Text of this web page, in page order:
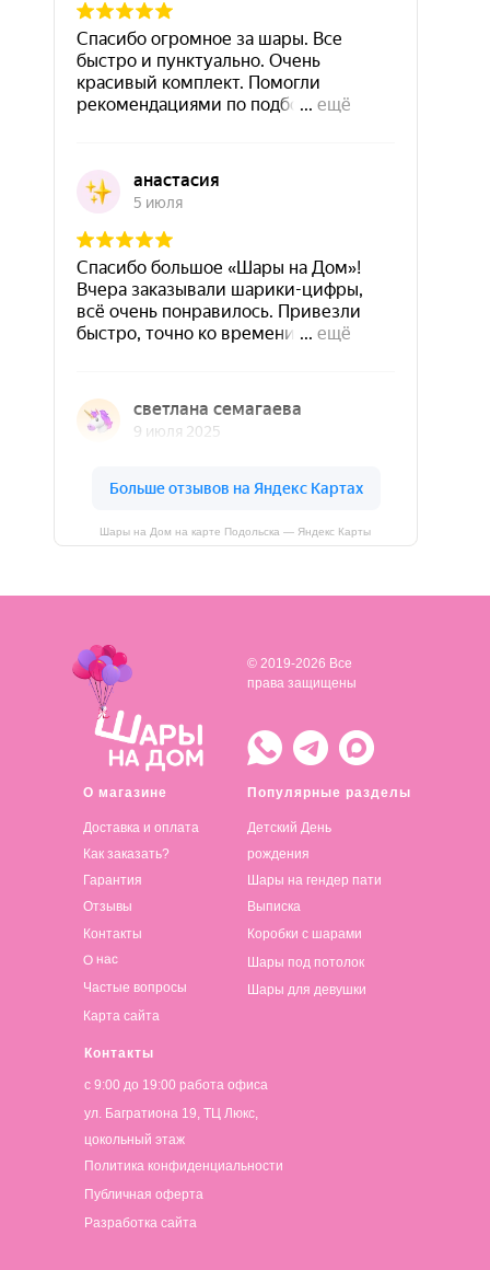
Шары на Дом на карте Подольска — Яндекс Карты
О магазине
Доставка и оплата
Популярные разделы
Детский День
рождения
Контакты
© 2019-2026 Все
права защищены
Как заказать?
Гарантия
Отзывы
Контакты
О нас
Частые вопросы
Карта сайта
Шары на гендер пати
Выписка
Коробки с шарами
Шары под потолок
Шары для девушки
с 9:00 до 19:00 работа офиса
ул. Багратиона 19, ТЦ Люкс,
цокольный этаж
Политика конфиденциальности
Публичная оферта
Разработка сайта